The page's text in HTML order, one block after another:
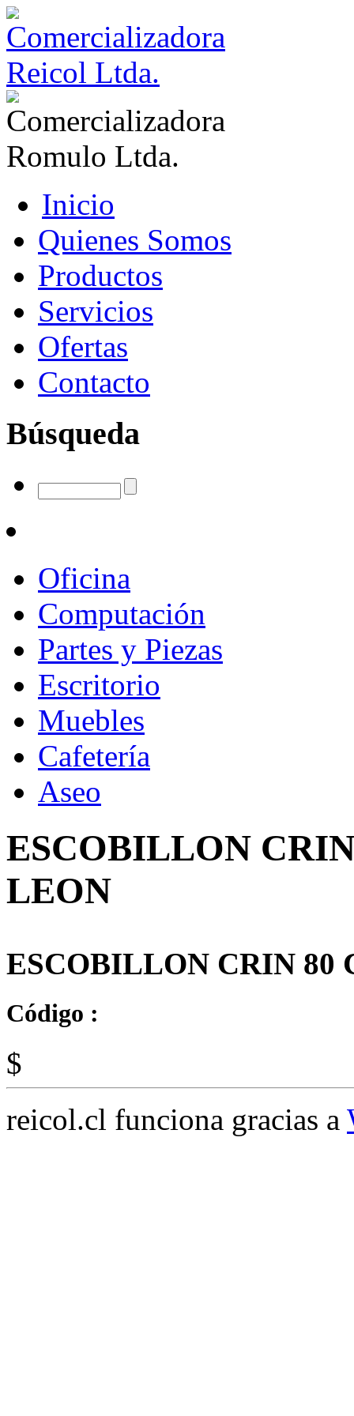
Inicio
Quienes Somos
Productos
Servicios
Ofertas
Contacto
Búsqueda
Oficina
Computación
Partes y Piezas
Escritorio
Muebles
Cafetería
Aseo
ESCOBILLON
LEON
ESCOBILLON CRIN 80
Código :
$
reicol.cl funciona gracias a